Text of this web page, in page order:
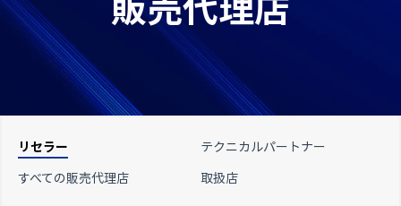
リセラー
テクニカルパートナー
すべての販売代理店
取扱店